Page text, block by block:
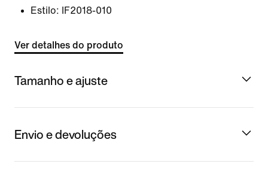
Estilo:
IF2018-010
Ver detalhes do produto
Tamanho e ajuste
Envio e devoluções